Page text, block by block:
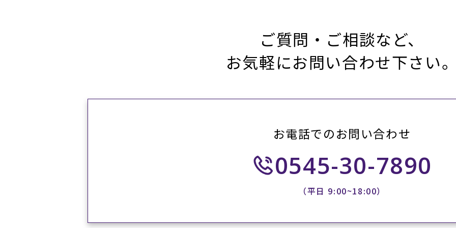
ご質問・ご相談など、
お気軽にお問い合わせ下さい
お電話でのお問い合わせ
0545-30-7890
（平日 9:00~18:00）